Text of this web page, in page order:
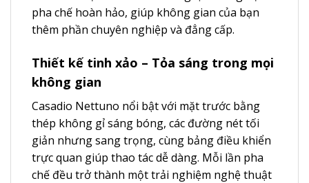
pha chế hoàn hảo, giúp không gian của bạn
thêm phần chuyên nghiệp và đẳng cấp.
Thiết kế tinh xảo – Tỏa sáng trong mọi
không gian
Casadio Nettuno nổi bật với mặt trước bằng
thép không gỉ sáng bóng, các đường nét tối
giản nhưng sang trọng, cùng bảng điều khiển
trực quan giúp thao tác dễ dàng. Mỗi lần pha
chế đều trở thành một trải nghiệm nghệ thuật